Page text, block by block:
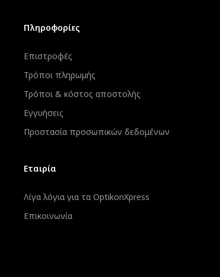
Πληροφορίες
Επιστροφές
Τρόποι πληρωμής
Τρόποι & κόστος αποστολής
Εγγυήσεις
Προστασία προσωπικών δεδομένων
Εταιρία
Λίγα λόγια για τα OptikonXpress
Επικοινωνία